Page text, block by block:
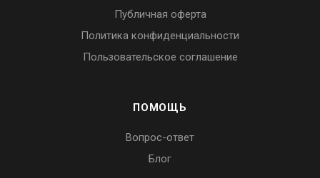
Публичная оферта
Политика конфиденциальности
Пользовательское соглашение
ПОМОЩЬ
Вопрос-ответ
Блог